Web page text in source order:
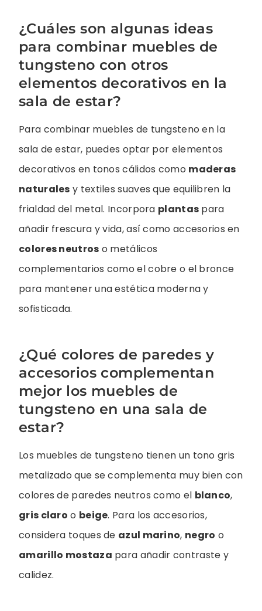
¿Cuáles son algunas ideas
para combinar muebles de
tungsteno con otros
elementos decorativos en la
sala de estar?
Para combinar muebles de tungsteno en la
sala de estar, puedes optar por elementos
decorativos en tonos cálidos como maderas
naturales y textiles suaves que equilibren la
frialdad del metal. Incorpora plantas para
añadir frescura y vida, así como accesorios en
colores neutros o metálicos
complementarios como el cobre o el bronce
para mantener una estética moderna y
sofisticada.
¿Qué colores de paredes y
accesorios complementan
mejor los muebles de
tungsteno en una sala de
estar?
Los muebles de tungsteno tienen un tono gris
metalizado que se complementa muy bien con
colores de paredes neutros como el blanco,
gris claro o beige. Para los accesorios,
considera toques de azul marino, negro o
amarillo mostaza para añadir contraste y
calidez.